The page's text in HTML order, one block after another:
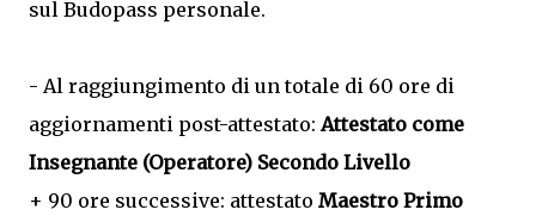
sul Budopass personale.
- Al raggiungimento di un totale di 60 ore di
aggiornamenti post-attestato: Attestato come
Insegnante (Operatore) Secondo Livello
+ 90 ore successive: attestato Maestro Primo